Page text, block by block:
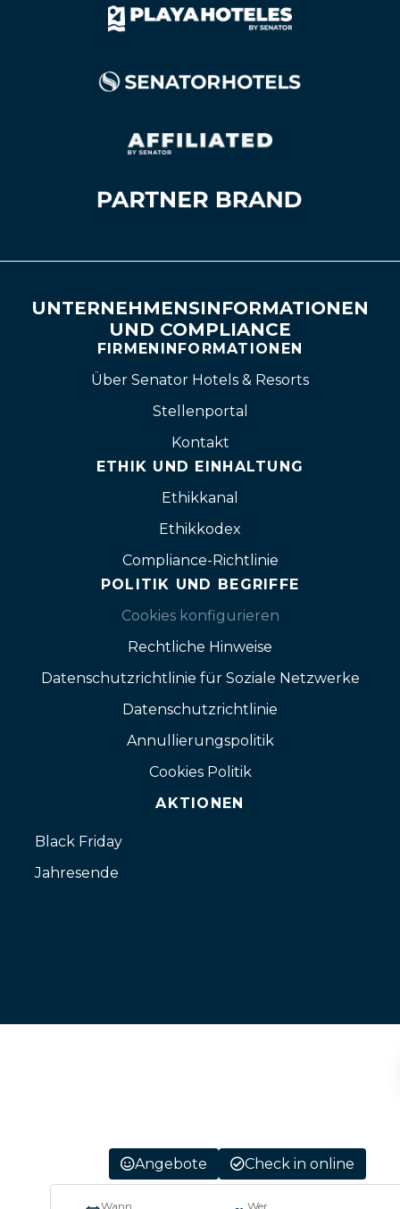
Angebote Check in online
Wann Wer
UNTERNEHMENSINFORMATIONEN
UND COMPLIANCE
FIRMENINFORMATIONEN
Über Senator Hotels & Resorts
Stellenportal
Kontakt
ETHIK UND EINHALTUNG
Ethikkanal
Ethikkodex
Compliance-Richtlinie
POLITIK UND BEGRIFFE
Cookies konfigurieren
Rechtliche Hinweise
Datenschutzrichtlinie für Soziale Netzwerke
Datenschutzrichtlinie
Annullierungspolitik
Cookies Politik
AKTIONEN
Black Friday
Jahresende